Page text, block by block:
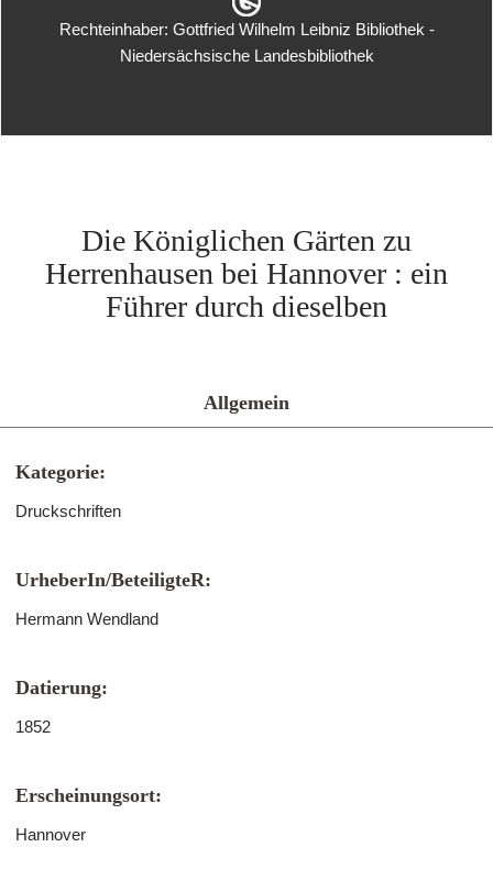
Rechteinhaber: Gottfried Wilhelm Leibniz Bibliothek -
Niedersächsische Landesbibliothek
Die Königlichen Gärten zu
Herrenhausen bei Hannover : ein
Führer durch dieselben
Allgemein
Kategorie:
Druckschriften
UrheberIn/BeteiligteR:
Hermann Wendland
Datierung:
1852
Erscheinungsort:
Hannover